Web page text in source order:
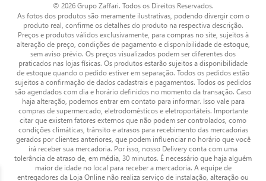
© 2026 Grupo Zaffari. Todos os Direitos Reservados.
As fotos dos produtos são meramente ilustrativas, podendo divergir com o
produto real, confirme os detalhes do produto na respectiva descrição.
Preços e produtos válidos exclusivamente, para compras no site, sujeitos à
alteração de preço, condições de pagamento e disponibilidade de estoque,
sem aviso prévio. Os preços visualizados podem ser diferentes dos
praticados nas lojas físicas. Os produtos estarão sujeitos a disponibilidade
de estoque quando o pedido estiver em separação. Todos os pedidos estão
sujeitos a confirmação de dados cadastrais e pagamentos. Todos os pedidos
são agendados com dia e horário definidos no momento da transação. Caso
haja alteração, podemos entrar em contato para informar. Isso vale para
compras de supermercado, eletrodomésticos e eletroportáteis. Importante
citar que existem fatores externos que não podem ser controlados, como
condições climáticas, trânsito e atrasos para recebimento das mercadorias
gerados por clientes anteriores, que podem influenciar no horário que você
irá receber sua mercadoria. Por isso, nosso Delivery conta com uma
tolerância de atraso de, em média, 30 minutos. É necessário que haja alguém
maior de idade no local para receber a mercadoria. A equipe de
entregadores da Loja Online não realiza serviço de instalação, alteração ou